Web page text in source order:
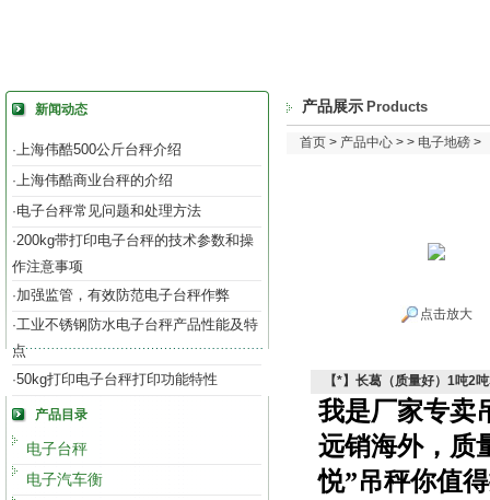
新闻动态
·上海伟酷500公斤台秤介绍
·上海伟酷商业台秤的介绍
·电子台秤常见问题和处理方法
·200kg带打印电子台秤的技术参数和操
作注意事项
·加强监管，有效防范电子台秤作弊
·工业不锈钢防水电子台秤产品性能及特
点
·50kg打印电子台秤打印功能特性
产品目录
电子台秤
电子汽车衡
产品展示 Products
首页 > 产品中心 > > 电子地磅 >
点击放大
【*】长葛（质量好）1吨2
我是厂家专卖
远销海外，质
悦”吊秤你值